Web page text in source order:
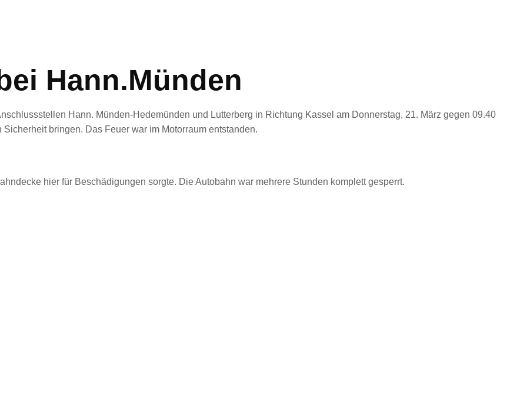
Hann.Münden
Hann. Münden-Hedemünden und Lutterberg in Richtung Kassel am Donnerstag, 21. März gegen 09.40
bringen. Das Feuer war im Motorraum entstanden.
hier für Beschädigungen sorgte. Die Autobahn war mehrere Stunden komplett gesperrt.